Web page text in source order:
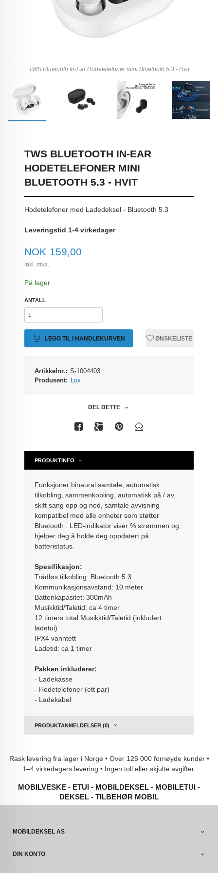
TWS Bluetooth In-Ear Hodetelefoner mini Bluetooth 5.3 - Hvit
TWS BLUETOOTH IN-EAR
HODETELEFONER MINI
BLUETOOTH 5.3 - HVIT
Hodetelefoner med Ladedeksel - Bluetooth 5.3
Leveringstid 1-4 virkedager
Pris
NOK 159,00
inkl. mva.
På lager
ANTALL
LEGG TIL I HANDLEKURVEN ØNSKELISTE
Artikkelnr.: S-1004403
Produsent: Lux
DEL DETTE
PRODUKTINFO
Funksjoner binaural samtale, automatisk
tilkobling, sammenkobling, automatisk på / av,
skift sang opp og ned, samtale avvisning
kompatibel med alle enheter som støtter
Bluetooth . LED-indikator viser % strømmen og
hjelper deg å holde deg oppdatert på
batteristatus.
Spesifikasjon:
Trådløs tilkobling: Bluetooth 5.3
Kommunikasjonsavstand: 10 meter
Batterikapasitet: 300mAh
Musikktid/Taletid: ca 4 timer
12 timers total Musikktid/Taletid (inkludert
ladetui)
IPX4 vanntett
Ladetid: ca 1 timer
Pakken inkluderer:
- Ladekasse
- Hodetelefoner (ett par)
- Ladekabel
PRODUKTANMELDELSER (0)
Rask levering fra lager i Norge • Over 125 000 fornøyde kunder •
1–4 virkedagers levering • Ingen toll eller skjulte avgifter.
MOBILVESKE - ETUI - MOBILDEKSEL - MOBILETUI -
DEKSEL - TILBEHØR MOBIL
MOBILDEKSEL AS
DIN KONTO